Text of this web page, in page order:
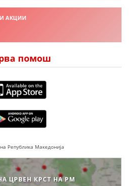
СТРАТЕГИИ
БРОШУРИ
ПРЕЗЕНТАЦИИ
АКЦИИ
помош
Република Македонија
ЦРВЕН КРСТ НА РМ